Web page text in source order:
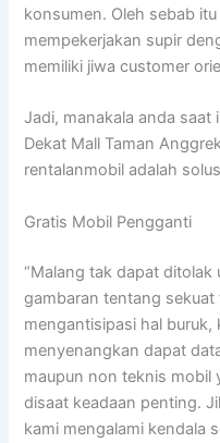
konsumen. Oleh sebab
mempekerjakan supir
memiliki jiwa customer
Jadi, manakala anda saat
Dekat Mall Taman
rentalanmobil adalah
Gratis Mobil Pengganti
“Malang tak dapat ditolak
gambaran tentang sekuat
mengantisipasi hal buruk,
menyenangkan dapat
maupun non teknis mobil
disaat keadaan penting.
kami mengalami kendala